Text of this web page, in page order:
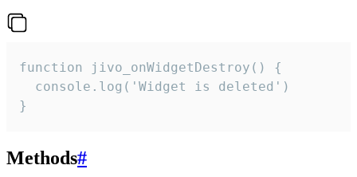
function jivo_onWidgetDestroy() {
  console.log('Widget is deleted')
}
Methods#